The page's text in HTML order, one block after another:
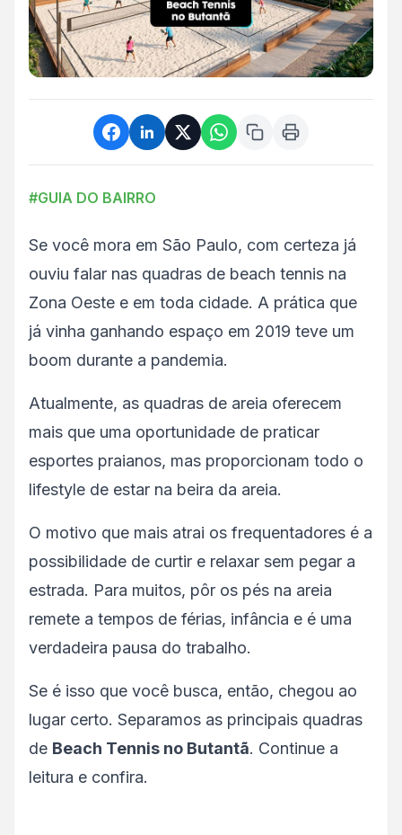
#GUIA DO BAIRRO
Se você mora em São Paulo, com certeza já
ouviu falar nas quadras de beach tennis na
Zona Oeste e em toda cidade. A prática que
já vinha ganhando espaço em 2019 teve um
boom durante a pandemia.
Atualmente, as quadras de areia oferecem
mais que uma oportunidade de praticar
esportes praianos, mas proporcionam todo o
lifestyle de estar na beira da areia.
O motivo que mais atrai os frequentadores é a
possibilidade de curtir e relaxar sem pegar a
estrada. Para muitos, pôr os pés na areia
remete a tempos de férias, infância e é uma
verdadeira pausa do trabalho.
Se é isso que você busca, então, chegou ao
lugar certo. Separamos as principais quadras
de Beach Tennis no Butantã. Continue a
leitura e confira.